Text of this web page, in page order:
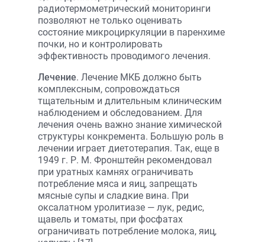
радиотермометрический мониторинги
позволяют не только оценивать
состояние микроциркуляции в паренхиме
почки, но и контролировать
эффективность проводимого лечения.
Лечение. Лечение МКБ должно быть
комплексным, сопровождаться
тщательным и длительным клиническим
наблюдением и обследованием. Для
лечения очень важно знание химической
структуры конкремента. Большую роль в
лечении играет диетотерапия. Так, еще в
1949 г. Р. М. Фронштейн рекомендовал
при уратных камнях ограничивать
потребление мяса и яиц, запрещать
мясные супы и сладкие вина. При
оксалатном уролитиазе — лук, редис,
щавель и томаты, при фосфатах
ограничивать потребление молока, яиц,